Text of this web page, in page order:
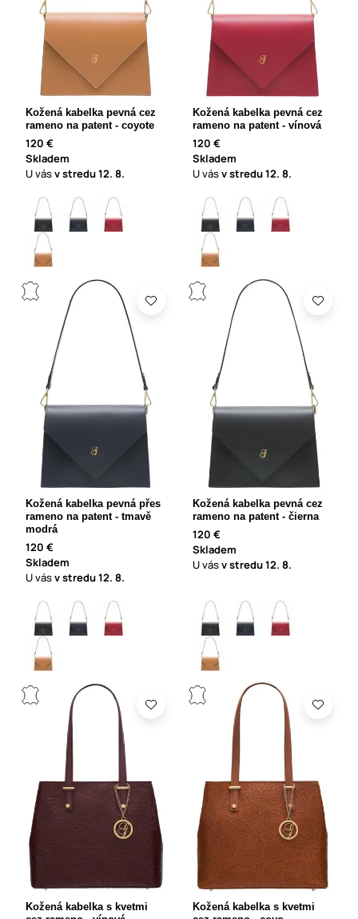
Kožená kabelka pevná cez
rameno na patent - coyote
120 €
Skladem
U vásv stredu12. 8.
Kožená kabelka pevná cez
rameno na patent - vínová
120 €
Skladem
U vásv stredu12. 8.
Kožená kabelka pevná přes
rameno na patent - tmavě
modrá
120 €
Skladem
U vásv stredu12. 8.
Kožená kabelka pevná cez
rameno na patent - čierna
120 €
Skladem
U vásv stredu12. 8.
Kožená kabelka s kvetmi
Kožená kabelka s kvetmi